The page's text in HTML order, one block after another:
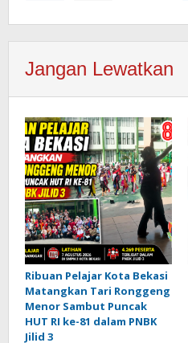
Jangan Lewatkan
Ribuan Pelajar Kota Bekasi
Matangkan Tari Ronggeng
Menor Sambut Puncak
HUT RI ke-81 dalam PNBK
Jilid 3